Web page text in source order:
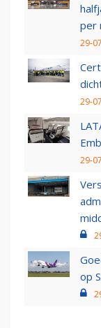
per
29-
29-
29-
op